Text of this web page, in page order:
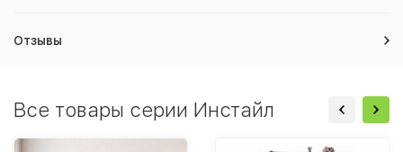
Отзывы
Все товары серии Инстайл